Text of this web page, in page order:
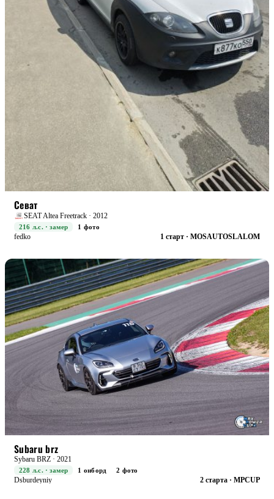
Севат
SEAT Altea Freetrack · 2012
216 л.с. · замер
1 фото
fedko
1 старт · MOSAUTOSLALOM
Subaru brz
Sybaru BRZ · 2021
228 л.с. · замер 1 онборд
2 фото
Dsburdeyniy
2 старта · MPCUP